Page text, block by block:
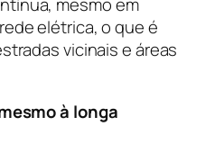
elétrica, o que é
vicinais e áreas
à longa